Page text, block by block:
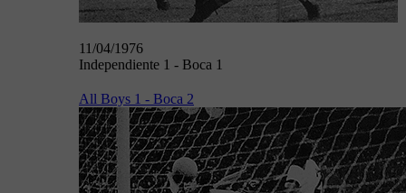
11/04/1976
Independiente 1 - Boca 1
All Boys 1 - Boca 2